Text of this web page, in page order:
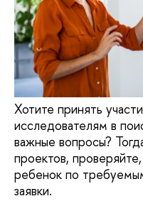
Хотите принять
исследователям в
важные вопросы?
проектов,
ребенок по
заявки.